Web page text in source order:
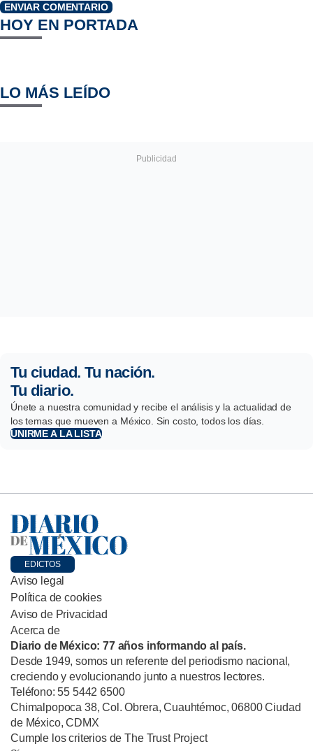
ENVIAR COMENTARIO
HOY EN PORTADA
LO MÁS LEÍDO
Tu ciudad. Tu nación.
Tu diario.
Únete a nuestra comunidad y recibe el análisis y la actualidad de
los temas que mueven a México. Sin costo, todos los días.
UNIRME A LA LISTA
EDICTOS
Aviso legal
Política de cookies
Aviso de Privacidad
Acerca de
Diario de México: 77 años informando al país.
Desde 1949, somos un referente del periodismo nacional,
creciendo y evolucionando junto a nuestros lectores.
Teléfono: 55 5442 6500
Chimalpopoca 38, Col. Obrera, Cuauhtémoc, 06800 Ciudad
de México, CDMX
Cumple los criterios de The Trust Project